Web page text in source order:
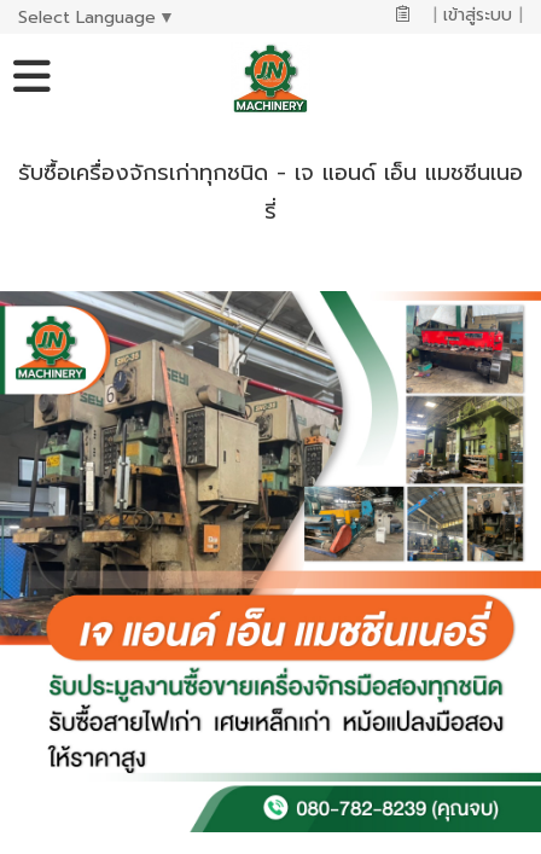
Select Language ▼ | เข้าสู่ระบบ |
รับซื้อเครื่องจักรเก่าทุกชนิด - เจ แอนด์ เอ็น แมชชีนเนอ
รี่